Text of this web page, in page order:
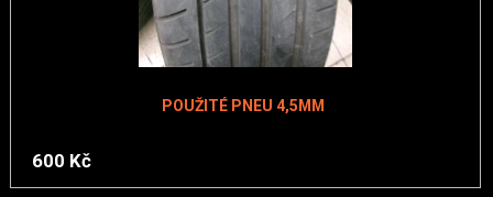
POUŽITÉ PNEU 4,5MM
600 Kč